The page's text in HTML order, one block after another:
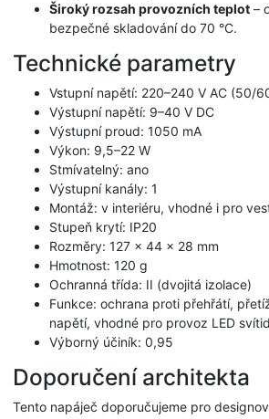
Široký rozsah provozních teplot –
bezpečné skladování do 70 °C.
Technické parametry
Vstupní napětí: 220–240 V AC (50/
Výstupní napětí: 9–40 V DC
Výstupní proud: 1050 mA
Výkon: 9,5–22 W
Stmívatelný: ano
Výstupní kanály: 1
Montáž: v interiéru, vhodné i pro
Stupeň krytí: IP20
Rozměry: 127 × 44 × 28 mm
Hmotnost: 120 g
Ochranná třída: II (dvojitá izolace)
Funkce: ochrana proti přehřátí,
napětí, vhodné pro provoz LED
Výborný účiník: 0,95
Doporučení architekta
Tento napáječ doporučujeme pro